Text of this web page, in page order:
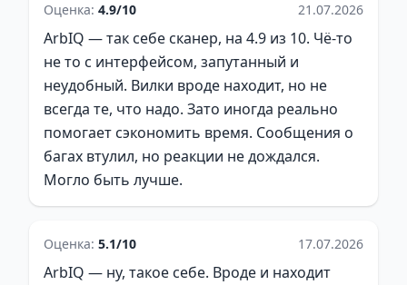
Оценка: 4.9/10 21.07.2026
ArbIQ — так себе сканер, на 4.9 из 10. Чё-то
не то с интерфейсом, запутанный и
неудобный. Вилки вроде находит, но не
всегда те, что надо. Зато иногда реально
помогает сэкономить время. Сообщения о
багах втулил, но реакции не дождался.
Могло быть лучше.
Оценка: 5.1/10 17.07.2026
ArbIQ — ну, такое себе. Вроде и находит